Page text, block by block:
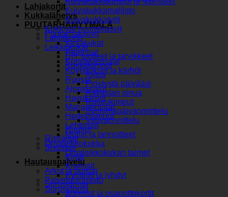
Lahjakortit
Kukkalähetys
PUUTARHAMYYMÄLÄ
Puutarhakasvit
Kesäkukat
Perennat
Koristepensaat
Köynnökset ja kärhöt
Ruusut
Alppiruusut
Havukasvit
Marjapensaat
Hedelmäpuut
Lehtipuut
Mullat ja lannoitteet
Omaleikkokukka
Omaleikkokukan taimet
Hautauspalvelu
Arkut ja uurnat
Palveluhinnasto
Surusidonta
Kuivakukkamallisto
Kuivakukkatyöt
Kukkivat huonekasvit
Lahjakortit
Leikkokukat
DIY tuotteet ja tarvikkeet
Kukkakimput
Kiitos
Piristystä päivääsi
Rakastan sinua
Ruusukimput
Syntymäpäiväonnittelu
Vauvaonnittelu
Ruusut
Ristiäiset
Sisustus
Kirjat
Kranssit
Kynttilät ja lyhdyt
Surusidonta
Adressit ja osanottokortit